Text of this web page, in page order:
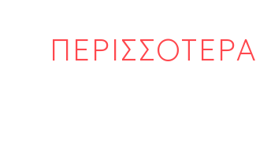
ΠΕΡΙΣΣΟΤΕΡΑ